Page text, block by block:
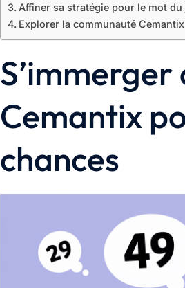
Affiner sa stratégie pour le mot
Explorer la communauté
S’immerger
Cemantix
chances